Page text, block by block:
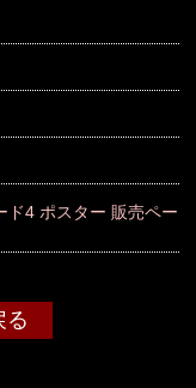
ド4 ポスター 販売ペー
る